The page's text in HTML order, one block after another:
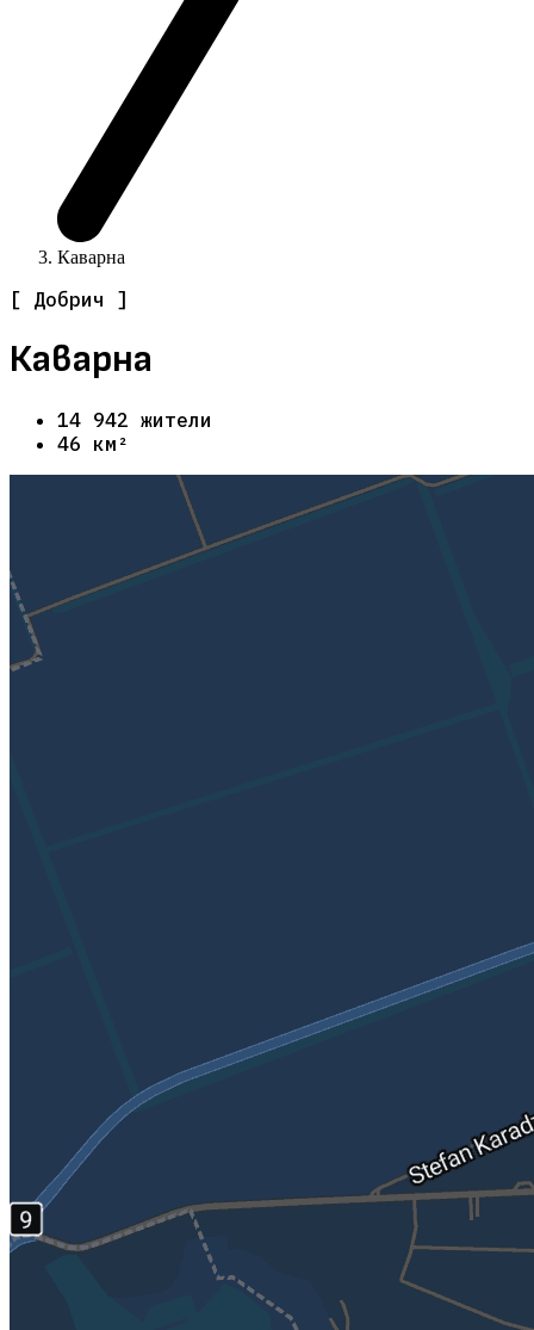
Каварна
[ Добрич ]
Каварна
14 942 жители
46 км²